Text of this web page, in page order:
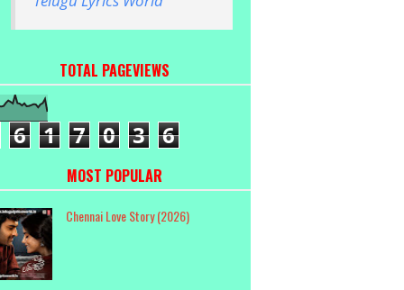
TOTAL PAGEVIEWS
6 1 7 0 3 6
MOST POPULAR
Chennai Love Story (2026)